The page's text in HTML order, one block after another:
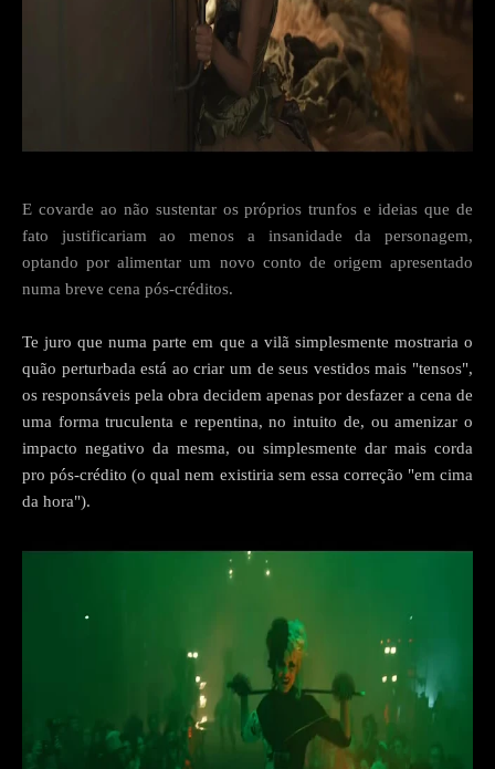
E covarde ao não sustentar os próprios trunfos e ideias que de
fato justificariam ao menos a insanidade da personagem,
optando por alimentar um novo conto de origem apresentado
numa breve cena pós-créditos.
Te juro que numa parte em que a vilã simplesmente mostraria o
quão perturbada está ao criar um de seus vestidos mais "tensos",
os responsáveis pela obra decidem apenas por desfazer a cena de
uma forma truculenta e repentina, no intuito de, ou amenizar o
impacto negativo da mesma, ou simplesmente dar mais corda
pro pós-crédito (o qual nem existiria sem essa correção "em cima
da hora").